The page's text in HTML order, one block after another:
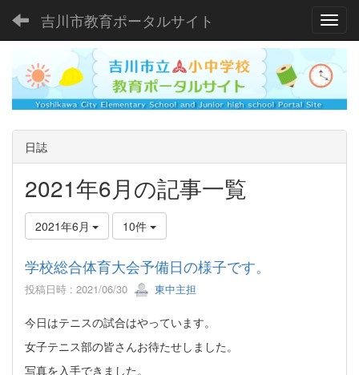
吉川市教育ポータルサイト
日誌
2021年6月の記事一覧
2021年6月 10件
学校総合体育大会予備日の様子です。
投稿日時 : 2021/06/30 東中主担
今日はテニスの試合はやっています。
女子テニス部の皆さんお待たせしました。
写真を入手できました。